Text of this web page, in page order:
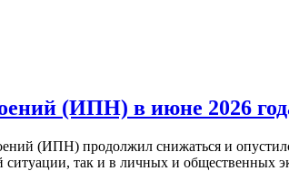
(ИПН) в июне 2026
(ИПН) продолжил снижаться и
ситуации, так и в личных и общественных